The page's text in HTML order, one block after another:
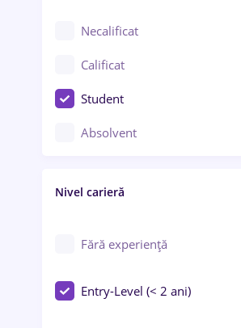
Chimie / Biochimie
Confecții / Design vestimentar
Construcții / Instalații
Controlul calității
Educație / Training / Arte
Necalificat
Calificat
Student
Absolvent
Nivel carieră
Fără experiență
Entry-Level (< 2 ani)